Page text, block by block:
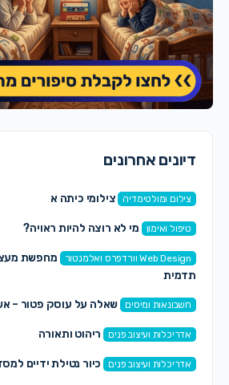
דיונים אחרונים
צילום ומולטימדיה צילומי כיתה א
טיפול ואימון מי לא רוצה להיות ראויה?
Web Design וורדפרס ואלמנטור
מחפשת
תדמית
חשבונאות ומיסים שאלה על עוסק פטור –
אדריכלות ועיצוב פנים ריהוט ותאורה
אדריכלות ועיצוב פנים כיור נטילת ידיים